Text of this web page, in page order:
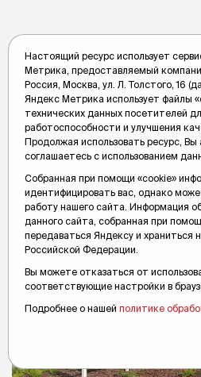
Новости по теме
Последние новости
Настоящий ресурс использует
Метрика, предоставляемый
Россия, Москва, ул. Л. Толстого, 16
Яндекс Метрика использует файлы
технических данных посетителей
работоспособности и улучшения
Продолжая использовать ресурс,
соглашаетесь с использованием
Собранная при помощи «cookie»
идентифицировать вас, однако
работу нашего сайта. Информация
данного сайта, собранная при
передаваться Яндексу и храниться
Российской Федерации.
Вы можете отказаться от
соответствующие настройки в
Подробнее о нашей политике